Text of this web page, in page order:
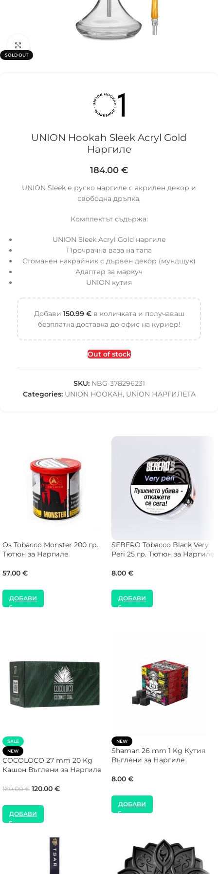
SOLD OUT
UNION Hookah Sleek Acryl Gold
Наргиле
184.00 €
UNION Sleek е руско наргиле с акрилен декор и
свободна дръпка.
Комплектът съдържа:
UNION Sleek Acryl Gold наргиле
Прочрачна ваза на тапа
Стоманен накрайник с дървен декор (мундщук)
Адаптер за маркуч
UNION кутия
Добави 150.99 €в количката и получаваш
безплатна доставка до офис на куриер!
Out of stock
SKU: NBG-378296231
Categories: UNION HOOKAH, UNION НАРГИЛЕТА
Os Tobacco Monster 200 гр.
Тютюн за Наргиле
57.00 €
ДОБАВИ
SEBERO Tobacco Black Very
Peri 25 гр. Тютюн за Наргиле
8.00 €
ДОБАВИ
SALE
NEW
COCOLOCO 27 mm 20 Kg
Кашон Въглени за Наргиле
180.00€ 120.00 €
ДОБАВИ
NEW
Shaman 26 mm 1 Kg Кутия
Въглени за Наргиле
8.00 €
ДОБАВИ